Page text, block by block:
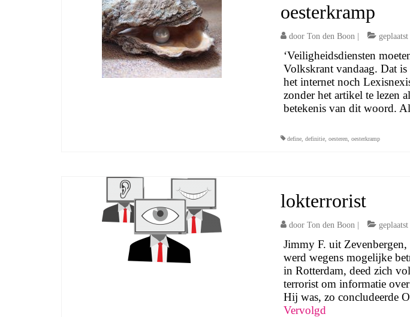
oesterkramp
door Ton den Boon| geplaatst
‘Veiligheidsdiensten
Volkskrant vandaag. Dat
het internet noch
zonder het artikel te lezen
betekenis van dit woord.
define, definitie, oesteren, oesterkramp
lokterrorist
door Ton den Boon| geplaatst
Jimmy F. uit Zevenbergen,
werd wegens mogelijke
in Rotterdam, deed zich
terrorist om informatie
Hij was, zo concludeerde
Vervolgd